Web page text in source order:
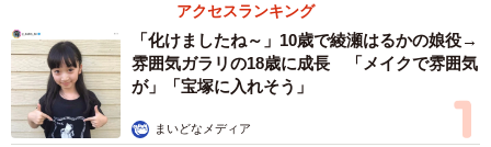
アクセスランキング
「化けましたね～」10歳で綾瀬はるかの娘役→
雰囲気ガラリの18歳に成長 「メイクで雰囲気
が」「宝塚に入れそう」
まいどなメディア